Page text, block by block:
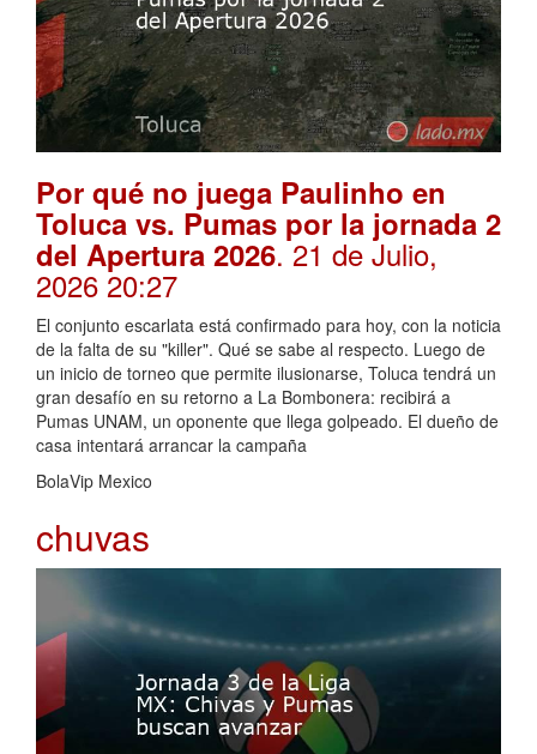
Por qué no juega Paulinho en
Toluca vs. Pumas por la jornada 2
del Apertura 2026. 21 de Julio,
2026 20:27
El conjunto escarlata está confirmado para hoy, con la noticia
de la falta de su "killer". Qué se sabe al respecto. Luego de
un inicio de torneo que permite ilusionarse, Toluca tendrá un
gran desafío en su retorno a La Bombonera: recibirá a
Pumas UNAM, un oponente que llega golpeado. El dueño de
casa intentará arrancar la campaña
BolaVip Mexico
chuvas